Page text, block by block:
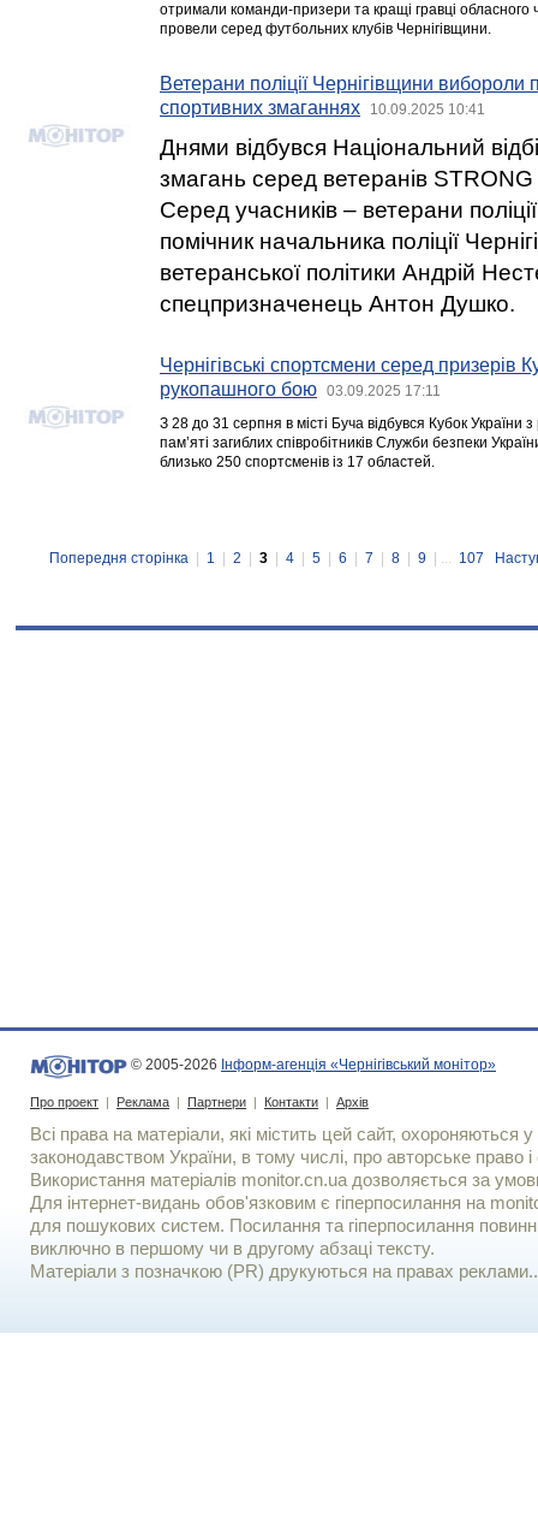
отримали команди-призери та кращі гравці
провели серед футбольних клубів Чернігівщини.
Ветерани поліції Чернігівщини вибороли
спортивних змаганнях
10.09.2025 10:41
Днями відбувся Національний
змагань серед ветеранів
Серед учасників – ветерани
помічник начальника поліції
ветеранської політики Андрій
спецпризначенець Антон Душко.
Чернігівські спортсмени серед призерів
рукопашного бою
03.09.2025 17:11
З 28 до 31 серпня в місті Буча відбувся Кубок
пам’яті загиблих співробітників Служби безпеки
близько 250 спортсменів із 17 областей.
Попередня сторінка 1 2 3 4 5 6 7 8 9 | ... 107
© 2005-2026 Інформ-агенція «Чернігівський монітор»
Про проект | Реклама | Партнери | Контакти | Архів
Всі права на матеріали, які містить цей сайт, охороняються у
законодавством України, в тому числі, про авторське право і
Використання матерiалiв monitor.cn.ua дозволяється за
Для iнтернет-видань обов'язковим є гiперпосилання на
для пошукових систем. Посилання та гіперпосилання
виключно в першому чи в другому абзаці тексту.
Матеріали з позначкою (PR) друкуються на правах реклами..